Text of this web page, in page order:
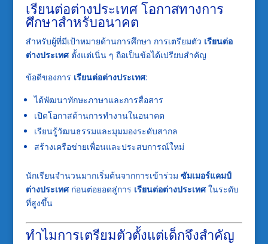
เรียนต่อต่างประเทศ โอกาสทางการ
ศึกษาสำหรับอนาคต
สำหรับผู้ที่มีเป้าหมายด้านการศึกษา การเตรียมตัว เรียนต่อ
ต่างประเทศตั้งแต่เนิ่น ๆ ถือเป็นข้อได้เปรียบสำคัญ
ข้อดีของการ เรียนต่อต่างประเทศ:
ได้พัฒนาทักษะภาษาและการสื่อสาร
เปิดโอกาสด้านการทำงานในอนาคต
เรียนรู้วัฒนธรรมและมุมมองระดับสากล
สร้างเครือข่ายเพื่อนและประสบการณ์ใหม่
นักเรียนจำนวนมากเริ่มต้นจากการเข้าร่วม ซัมเมอร์แคมป์
ต่างประเทศก่อนต่อยอดสู่การ เรียนต่อต่างประเทศในระดับ
ที่สูงขึ้น
ทำไมการเตรียมตัวตั้งแต่เด็กจึงสำคัญ